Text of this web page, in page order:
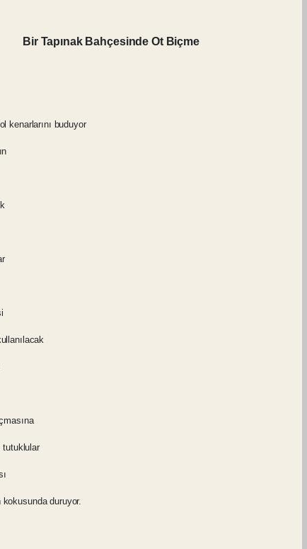
Bir Tapınak Bahçesinde Ot Biçme
kenarlarını buduyor
tutuklular
duruyor.